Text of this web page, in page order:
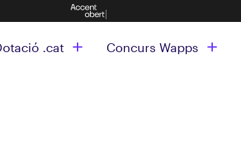
.cat Concurs Wapps